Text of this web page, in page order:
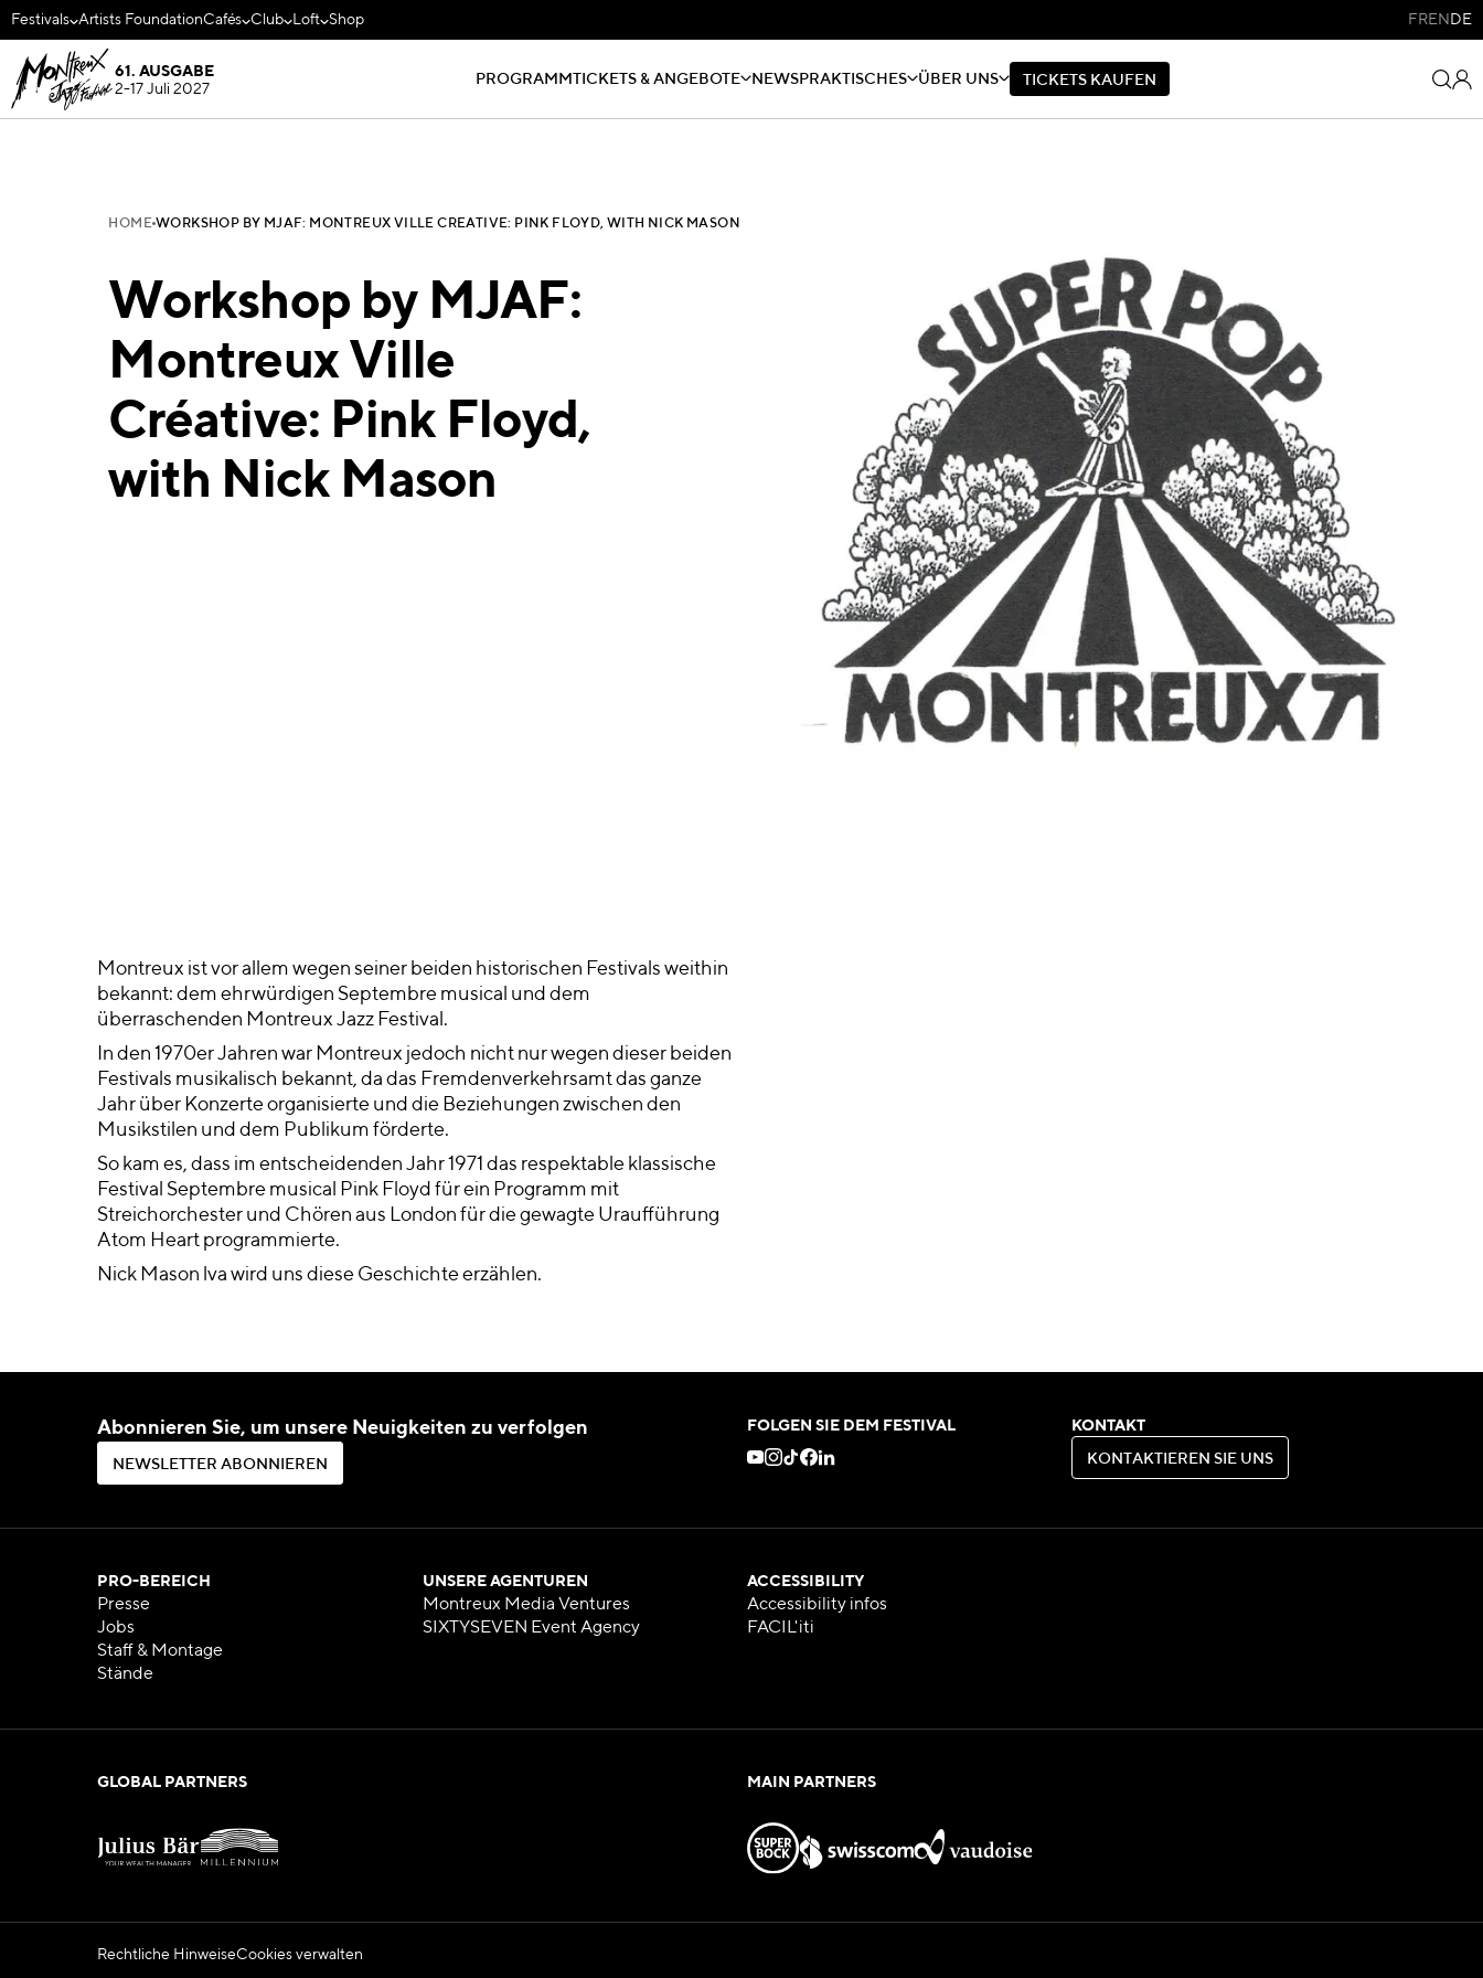
Festivals Artists FoundationCafés Club Loft Shop FREN DE
61. AUSGABE
2-17 Juli 2027
PROGRAMMTICKETS & ANGEBOTE NEWS PRAKTISCHES ÜBER UNS IC K E TS KAU F E N
TICKETS KAUFEN
HOME WORKSHOP BY MJAF: MONTREUX VILLE CRÉATIVE: PINK FLOYD, WITH NICK MASON
Workshop by MJAF:
Montreux Ville
Créative: Pink Floyd,
with Nick Mason
Montreux ist vor allem wegen seiner beiden historischen Festivals weithin
bekannt: dem ehrwürdigen Septembre musical und dem
überraschenden Montreux Jazz Festival.
In den 1970er Jahren war Montreux jedoch nicht nur wegen dieser beiden
Festivals musikalisch bekannt, da das Fremdenverkehrsamt das ganze
Jahr über Konzerte organisierte und die Beziehungen zwischen den
Musikstilen und dem Publikum förderte.
So kam es, dass im entscheidenden Jahr 1971 das respektable klassische
Festival Septembre musical Pink Floyd für ein Programm mit
Streichorchester und Chören aus London für die gewagte Uraufführung
Atom Heart programmierte.
Nick Mason lva wird uns diese Geschichte erzählen.
Abonnieren Sie, um unsere Neuigkeiten zu verfolgen
N EWS ETT E R A BO N N E R E N
NEWSLETTER ABONNIEREN
FOLGEN SIE DEM FESTIVAL KONTAKT
KO NTA KT E R E N S E U NS
KONTAKTIEREN SIE UNS
PRO-BEREICH
Presse
Jobs
Staff & Montage
Stände
UNSERE AGENTUREN
Montreux Media Ventures
SIXTYSEVEN Event Agency
ACCESSIBILITY
Accessibility infos
FACIL'iti
GLOBAL PARTNERS MAIN PARTNERS
Rechtliche HinweiseCookies verwalten